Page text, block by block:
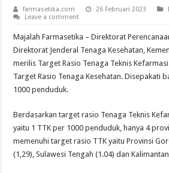
farmasetika.com 26 Februari 2023
Leave a comment
Majalah Farmasetika – Direktorat
Direktorat Jenderal Tenaga Kesehatan,
merilis Target Rasio Tenaga Teknis
Target Rasio Tenaga Kesehatan. Disepakati
1000 penduduk.
Berdasarkan target rasio Tenaga Teknis
yaitu 1 TTK per 1000 penduduk, hanya 4
memenuhi target rasio TTK yaitu Provinsi
(1,29), Sulawesi Tengah (1.04) dan